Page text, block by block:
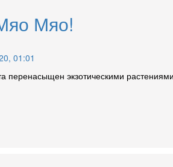
Мяо!
01:01
перенасыщен экзотическими